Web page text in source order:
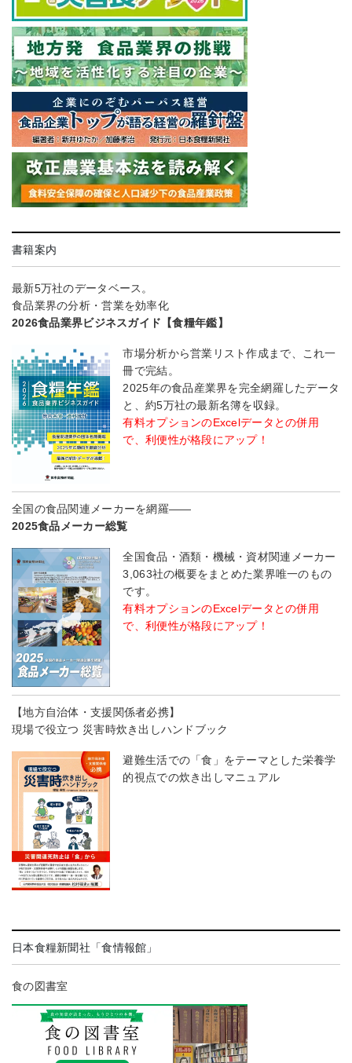
書籍案内
最新5万社のデータベース。
食品業界の分析・営業を効率化
2026食品業界ビジネスガイド【食糧年鑑】
市場分析から営業リスト作成まで、これ一
冊で完結。
2025年の食品産業界を完全網羅したデータ
と、約5万社の最新名簿を収録。
有料オプションのExcelデータとの併用
で、利便性が格段にアップ！
全国の食品関連メーカーを網羅――
2025食品メーカー総覧
全国食品・酒類・機械・資材関連メーカー
3,063社の概要をまとめた業界唯一のもの
です。
有料オプションのExcelデータとの併用
で、利便性が格段にアップ！
【地方自治体・支援関係者必携】
現場で役立つ 災害時炊き出しハンドブック
避難生活での「食」をテーマとした栄養学
的視点での炊き出しマニュアル
日本食糧新聞社「食情報館」
食の図書室